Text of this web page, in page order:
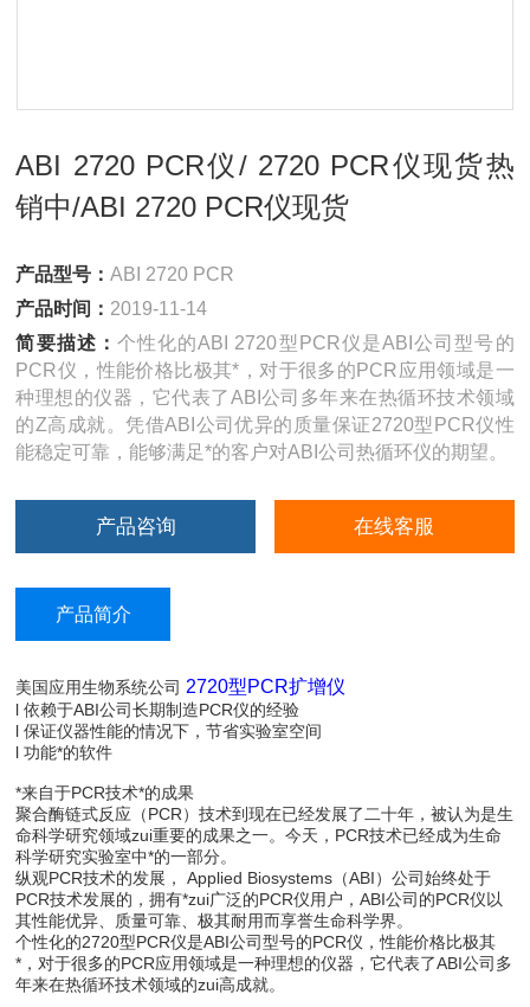
ABI 2720 PCR仪/ 2720 PCR仪现货热
销中/ABI 2720 PCR仪现货
产品型号：ABI 2720 PCR
产品时间： 2019-11-14
简要描述： 个性化的ABI 2720型PCR仪是ABI公司型号的
PCR仪，性能价格比极其*，对于很多的PCR应用领域是一
种理想的仪器，它代表了ABI公司多年来在热循环技术领域
的Z高成就。凭借ABI公司优异的质量保证2720型PCR仪性
能稳定可靠，能够满足*的客户对ABI公司热循环仪的期望。
产品咨询 在线客服
产品简介
美国应用生物系统公司 2720型PCR扩增仪
l 依赖于ABI公司长期制造PCR仪的经验
l 保证仪器性能的情况下，节省实验室空间
l 功能*的软件
*来自于PCR技术*的成果
聚合酶链式反应（PCR）技术到现在已经发展了二十年，被认为是生
命科学研究领域zui重要的成果之一。今天，PCR技术已经成为生命
科学研究实验室中*的一部分。
纵观PCR技术的发展， Applied Biosystems（ABI）公司始终处于
PCR技术发展的，拥有*zui广泛的PCR仪用户，ABI公司的PCR仪以
其性能优异、质量可靠、极其耐用而享誉生命科学界。
个性化的2720型PCR仪是ABI公司型号的PCR仪，性能价格比极其
*，对于很多的PCR应用领域是一种理想的仪器，它代表了ABI公司多
年来在热循环技术领域的zui高成就。